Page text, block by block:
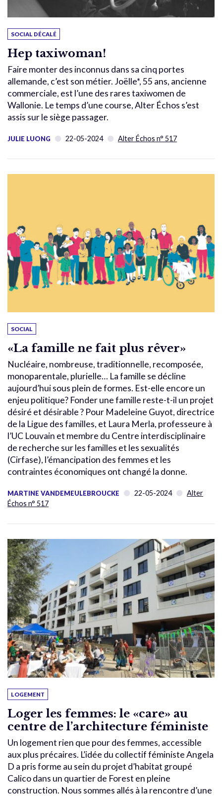
SOCIAL DÉCALÉ
Hep taxiwoman!
Faire monter des inconnus dans sa cinq portes
allemande, c’est son métier. Joëlle*, 55 ans, ancienne
commerciale, est l’une des rares taxiwomen de
Wallonie. Le temps d’une course, Alter Échos s’est
assis sur le siège passager.
JULIE LUONG 22-05-2024 Alter Échos n° 517
SOCIAL
«La famille ne fait plus rêver»
Nucléaire, nombreuse, traditionnelle, recomposée,
monoparentale, plurielle… La famille se décline
aujourd’hui sous plein de formes. Est-elle encore un
enjeu politique? Fonder une famille reste-t-il un projet
désiré et désirable ? Pour Madeleine Guyot, directrice
de la Ligue des familles, et Laura Merla, professeure à
l’UC Louvain et membre du Centre interdisciplinaire
de recherche sur les familles et les sexualités
(Cirfase), l’émancipation des femmes et les
contraintes économiques ont changé la donne.
MARTINE VANDEMEULEBROUCKE 22-05-2024
Alter
Échos n° 517
LOGEMENT
Loger les femmes: le «care» au
centre de l’architecture féministe
Un logement rien que pour des femmes, accessible
aux plus précaires. L’idée du collectif féministe Angela
D a pris forme au sein du projet d’habitat groupé
Calico dans un quartier de Forest en pleine
construction. Nous sommes allés à la rencontre d’une